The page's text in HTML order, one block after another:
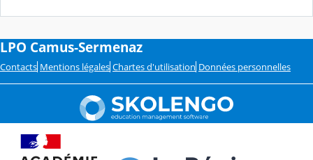
LPO Camus-Sermenaz
Contacts Mentions légales Chartes d'utilisation Données personnelles